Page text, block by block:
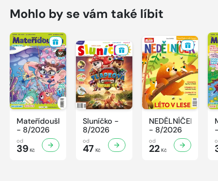
Mohlo by se vám také líbit
Mateřídouška
- 8/2026
od
39 Kč
Sluníčko -
8/2026
od
47 Kč
NEDĚLNÍČEK
- 8/2026
od
22 Kč